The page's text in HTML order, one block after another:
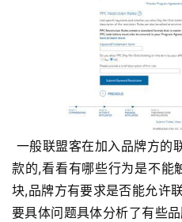
款的,看看有哪些行为是不能
块,品牌方有要求是否能允许
要具体问题具体分析了有些